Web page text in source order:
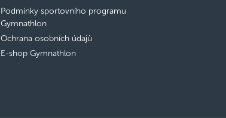
Podmínky sportovního programu
Gymnathlon
Ochrana osobních údajů
E-shop Gymnathlon